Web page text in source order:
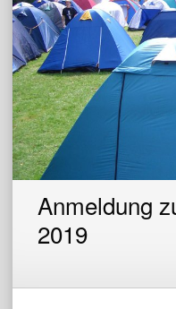
Anmeldung
2019